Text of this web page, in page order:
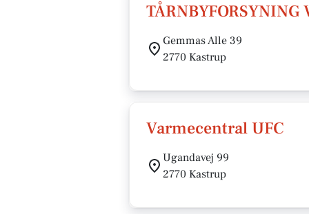
TÅRNBYFORSYNING
Gemmas Alle 39
2770 Kastrup
Varmecentral UFC
Ugandavej 99
2770 Kastrup